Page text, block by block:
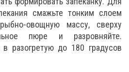
смажьте тонким слоем
овощную массу, сверху
пюре и разровняйте.
в разогретую до 180 градусов